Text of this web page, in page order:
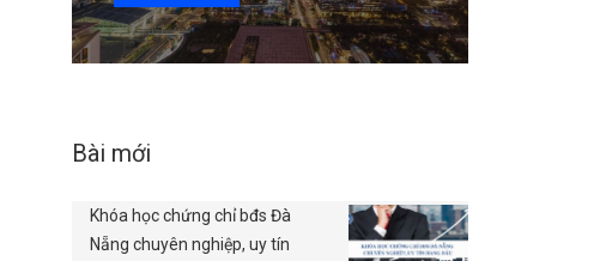
Bài mới
Khóa học chứng chỉ bđs Đà
Nẵng chuyên nghiệp, uy tín